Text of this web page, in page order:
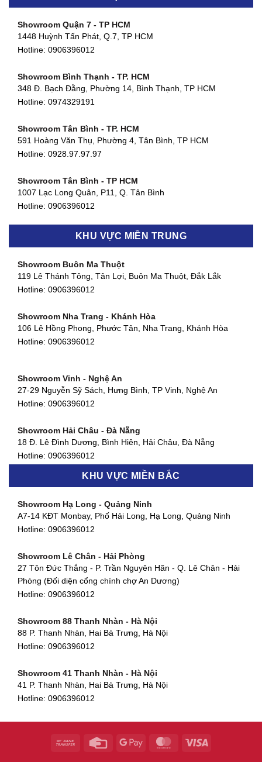
Showroom Quận 7 - TP HCM
1448 Huỳnh Tấn Phát, Q.7, TP HCM
Hotline: 0906396012
Showroom Bình Thạnh - TP. HCM
348 Đ. Bạch Đằng, Phường 14, Bình Thạnh, TP HCM
Hotline: 0974329191
Showroom Tân Bình - TP. HCM
591 Hoàng Văn Thụ, Phường 4, Tân Bình, TP HCM
Hotline: 0928.97.97.97
Showroom Tân Bình - TP HCM
1007 Lạc Long Quân, P11, Q. Tân Bình
Hotline: 0906396012
Showroom Biên Hòa - Đồng Nai
Showroom Thuận An - Bình Dương
Showroom Quận 11 - TP. HCM
Showroom Quận 4 - TP. HCM
127 Khánh Hội, Phường 3, Quận 4,TP. HCM
Showroom Quận 7 - TP. HCM
877 Huỳnh Tấn Phát, Phú Thuận, Quận 7, TP HCM
Hotline:0906396012
580 Phan Văn Trị, Phường 7, Quận 5, TP HCM
Hotline:0906396012
90 Đ. Cộng Hòa, Phường 4, Tân Bình, TP HCM
Hotline:0906396012
KHU VỰC MIỀN TRUNG
Showroom Buôn Ma Thuột
119 Lê Thánh Tông, Tân Lợi, Buôn Ma Thuột, Đắk Lắk
Hotline: 0906396012
Showroom Nha Trang - Khánh Hòa
106 Lê Hồng Phong, Phước Tân, Nha Trang, Khánh Hòa
Hotline: 0906396012
Showroom Vinh - Nghệ An
27-29 Nguyễn Sỹ Sách, Hưng Bình, TP Vinh, Nghệ An
Hotline: 0906396012
Showroom Hải Châu - Đà Nẵng
18 Đ. Lê Đình Dương, Bình Hiên, Hải Châu, Đà Nẵng
Hotline: 0906396012
Showroom Thanh Khê - Đà Nẵng
Hotline:0906396012
Showroom Cẩm Lệ - Đà Nẵng
Hotline:0906396012
Showroom Huế
54 Hùng Vương, Phú Hội, Thành phố Huế, Thừa Thiên Huế
Showroom Hà Tĩnh
82 Quang Trung, Thạch Quý, Hà Tĩnh
Showroom Quy Nhơn - Bình Định
956 Trần Hưng Đạo, P, Thành phố Quy Nhơn, Bình Định
KHU VỰC MIỀN BẮC
Showroom Hạ Long - Quảng Ninh
A7-14 KĐT Monbay, Phố Hải Long, Hạ Long, Quảng Ninh
Hotline: 0906396012
Showroom Lê Chân - Hải Phòng
27 Tôn Đức Thắng - P. Trần Nguyên Hãn - Q. Lê Chân - Hải
Phòng (Đối diện cổng chính chợ An Dương)
Hotline: 0906396012
Showroom 88 Thanh Nhàn - Hà Nội
88 P. Thanh Nhàn, Hai Bà Trưng, Hà Nội
Hotline: 0906396012
Showroom 41 Thanh Nhàn - Hà Nội
41 P. Thanh Nhàn, Hai Bà Trưng, Hà Nội
Hotline: 0906396012
268 P. Tây Sơn, Trung Liệt, Đống Đa, Hà Nội